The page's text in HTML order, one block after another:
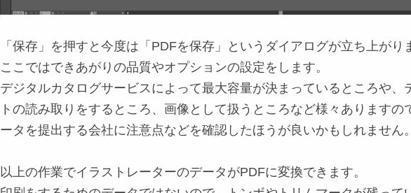
「保存」を押すと今度は「PDFを保存」というダイアログが立ち上がり
ここではできあがりの品質やオプションの設定をします。
デジタルカタログサービスによって最大容量が決まっているところや、
トの読み取りをするところ、画像として扱うところなど様々ありますの
ータを提出する会社に注意点などを確認したほうが良いかもしれません
以上の作業でイラストレーターのデータがPDFに変換できます。